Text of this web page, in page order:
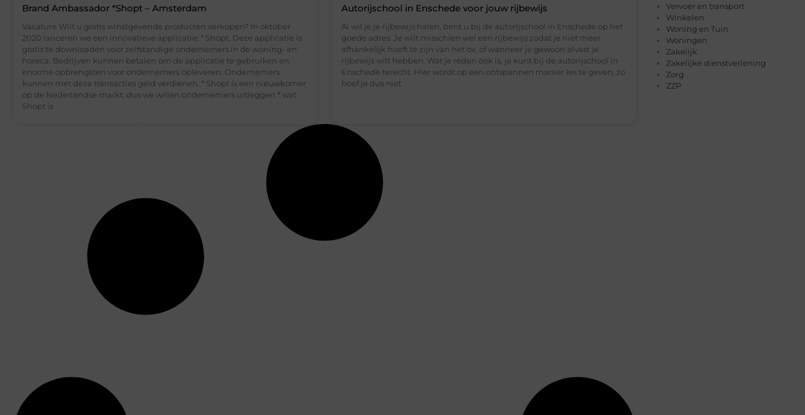
Brand Ambassador *Shopt – Amsterdam
Vacature Wilt u gratis winstgevende producten verkopen? In oktober
2020 lanceren we een innovatieve applicatie: * Shopt. Deze applicatie is
gratis te downloaden voor zelfstandige ondernemers in de woning- en
horeca. Bedrijven kunnen betalen om de applicatie te gebruiken en
enorme opbrengsten voor ondernemers opleveren. Ondernemers
kunnen met deze transacties geld verdienen. * Shopt is een nieuwkomer
op de Nederlandse markt, dus we willen ondernemers uitleggen * wat
Shopt is
Autorijschool in Enschede voor jouw rijbewijs
Al wil je je rijbewijs halen, bent u bij de autorijschool in Enschede op het
goede adres. Je wilt misschien wel een rijbewijs zodat je niet meer
afhankelijk hoeft te zijn van het ov, of wanneer je gewoon alvast je
rijbewijs wilt hebben. Wat je reden ook is, je kunt bij de autorijschool in
Enschede terecht. Hier wordt op een ontspannen manier les te geven, zo
hoef je dus niet
Vervoer en transport
Winkelen
Woning en Tuin
Woningen
Zakelijk
Zakelijke dienstverlening
Zorg
ZZP